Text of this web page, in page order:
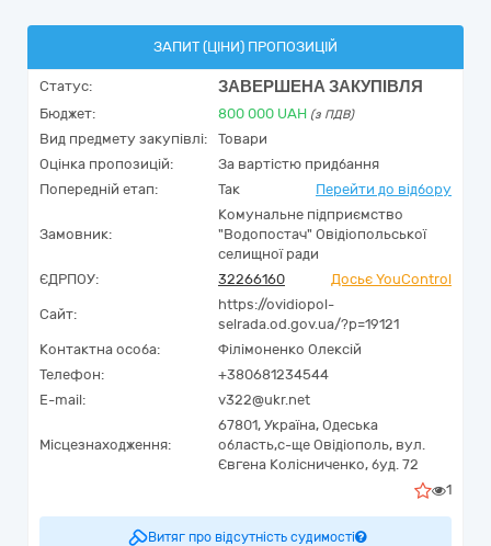
ЗАПИТ (ЦІНИ) ПРОПОЗИЦІЙ
Статус: ЗАВЕРШЕНА ЗАКУПІВЛЯ
Бюджет: 800 000 UAH (з ПДВ)
Вид предмету закупівлі:
Товари
Оцінка пропозицій:
За вартістю придбання
Попередній етап:
Так Перейти до відбору
Замовник:
Комунальне підприємство
"Водопостач" Овідіопольської
селищної ради
ЄДРПОУ:
32266160 Досьє YouControl
Сайт:
https://ovidiopol-
selrada.od.gov.ua/?p=19121
Контактна особа:
Філімоненко Олексій
Телефон:
+380681234544
E-mail:
v322@ukr.net
Місцезнаходження:
67801, Україна, Одеська
область,с-ще Овідіополь, вул.
Євгена Колісниченко, буд. 72
1
Витяг про відсутність судимості